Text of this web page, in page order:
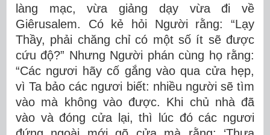
làng mạc, vừa giảng dạy vừa đi về
Giêrusalem. Có kẻ hỏi Người rằng: “Lạy
Thầy, phải chăng chỉ có một số ít sẽ được
cứu độ?” Nhưng Người phán cùng họ rằng:
“Các ngươi hãy cố gắng vào qua cửa hẹp,
vì Ta bảo các ngươi biết: nhiều người sẽ tìm
vào mà không vào được. Khi chủ nhà đã
vào và đóng cửa lại, thì lúc đó các ngươi